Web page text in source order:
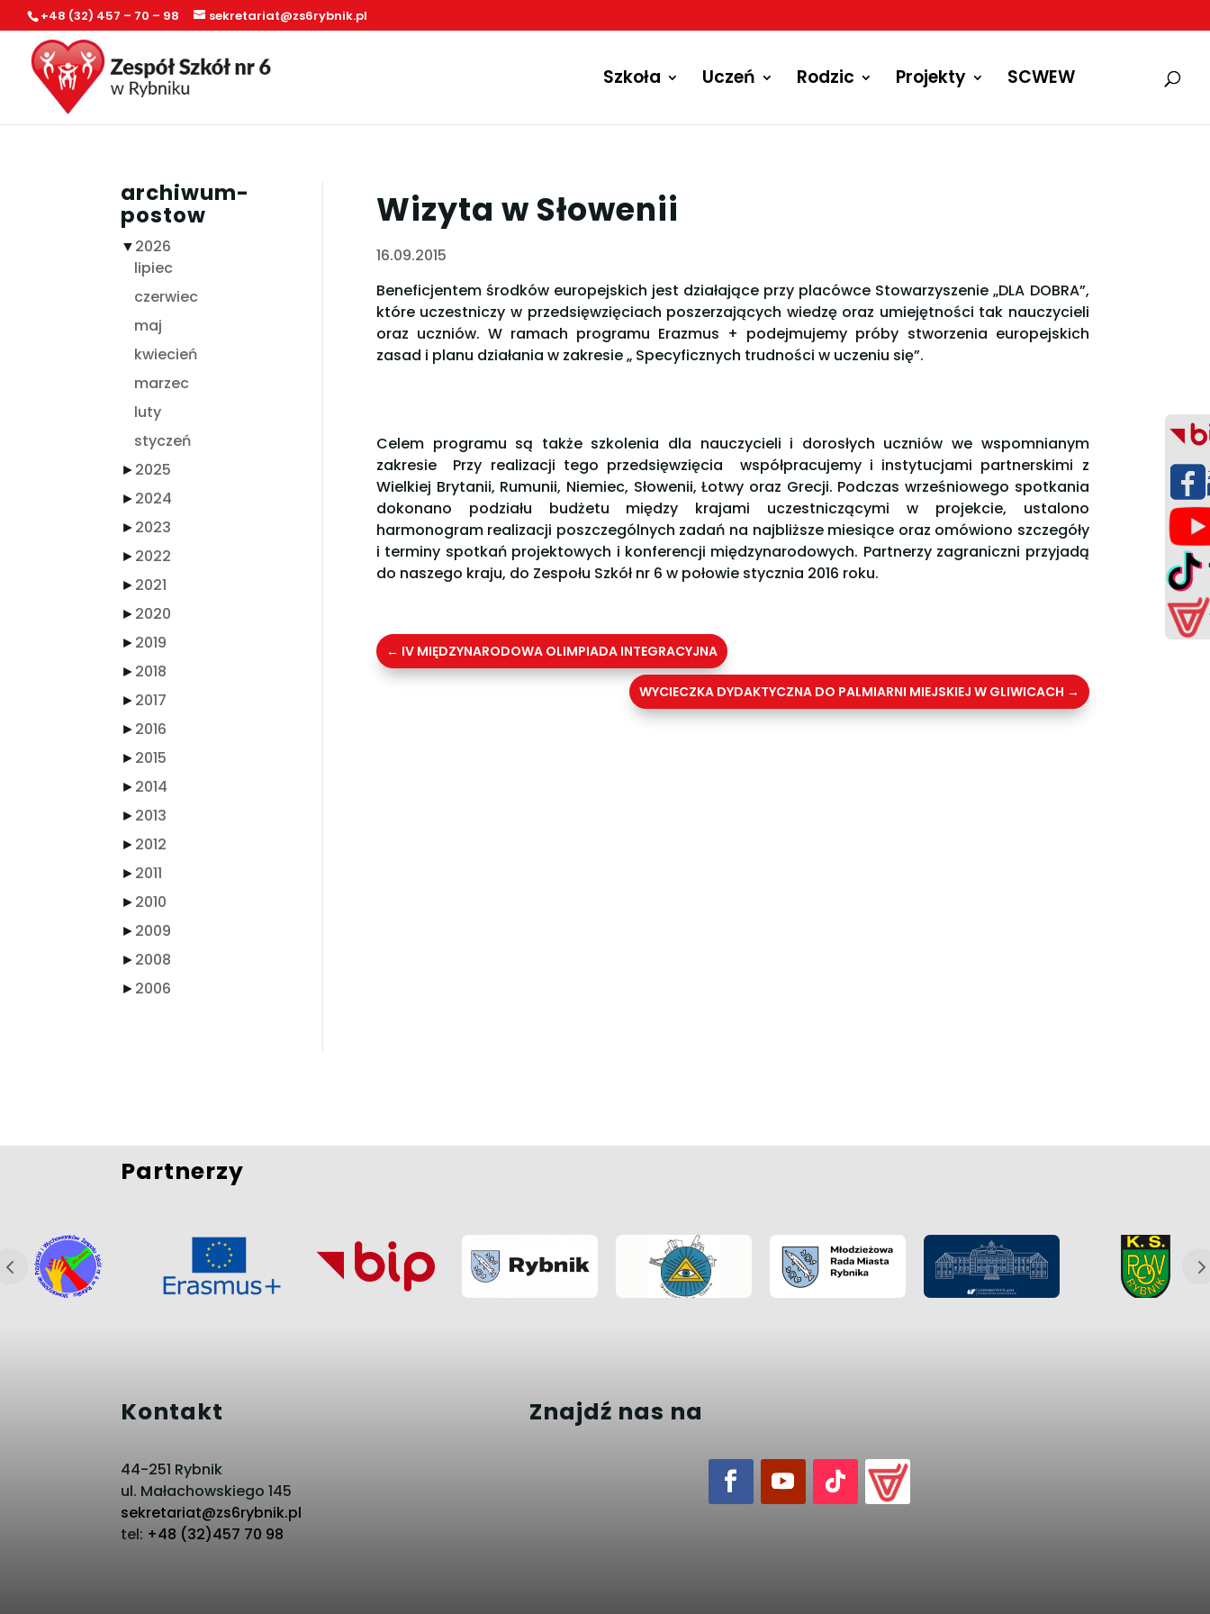
+48 (32) 457 – 70 – 98 sekretariat@zs6rybnik.pl
Szkoła Uczeń Rodzic Projekty SCWEW
archiwum-
postow
▼2026
lipiec
czerwiec
maj
kwiecień
marzec
luty
styczeń
►2025
►2024
►2023
►2022
►2021
►2020
►2019
►2018
►2017
►2016
►2015
►2014
►2013
►2012
►2011
►2010
►2009
►2008
►2006
Wizyta w Słowenii
16.09.2015
Beneficjentem środków europejskich jest działające przy placówce Stowarzyszenie „DLA DOBRA”,
które uczestniczy w przedsięwzięciach poszerzających wiedzę oraz umiejętności tak nauczycieli
oraz uczniów. W ramach programu Erazmus + podejmujemy próby stworzenia europejskich
zasad i planu działania w zakresie „ Specyficznych trudności w uczeniu się”.
Celem programu są także szkolenia dla nauczycieli i dorosłych uczniów we wspomnianym
zakresie Przy realizacji tego przedsięwzięcia współpracujemy i instytucjami partnerskimi z
Wielkiej Brytanii, Rumunii, Niemiec, Słowenii, Łotwy oraz Grecji. Podczas wrześniowego spotkania
dokonano podziału budżetu między krajami uczestniczącymi w projekcie, ustalono
harmonogram realizacji poszczególnych zadań na najbliższe miesiące oraz omówiono szczegóły
i terminy spotkań projektowych i konferencji międzynarodowych. Partnerzy zagraniczni przyjadą
do naszego kraju, do Zespołu Szkół nr 6 w połowie stycznia 2016 roku.
← IV MIĘDZYNARODOWA OLIMPIADA INTEGRACYJNA
WYCIECZKA DYDAKTYCZNA DO PALMIARNI MIEJSKIEJ W GLIWICACH →
Partnerzy
Kontakt
44-251 Rybnik
ul. Małachowskiego 145
sekretariat@zs6rybnik.pl
tel: +48 (32)457 70 98
Znajdź nas na